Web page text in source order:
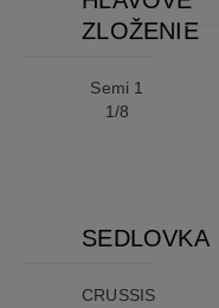
ZLOŽENIE
Semi 1
1/8
SEDLOVKA
CRUSSIS